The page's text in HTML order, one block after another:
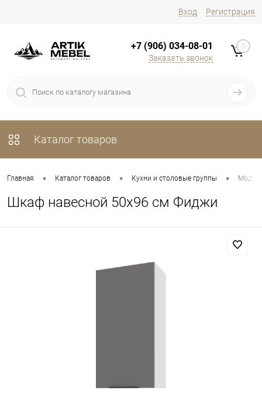
Вход Регистрация
+7 (906) 034-08-01
Заказать звонок
0
Каталог товаров
Главная • Каталог товаров • Кухни и столовые группы •
Шкаф навесной 50х96 см Фиджи